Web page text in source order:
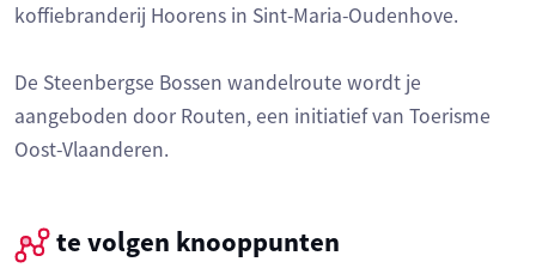
koffiebranderij Hoorens in Sint-Maria-Oudenhove.
De Steenbergse Bossen wandelroute wordt je
aangeboden door Routen, een initiatief van Toerisme
Oost-Vlaanderen.
te volgen knooppunten